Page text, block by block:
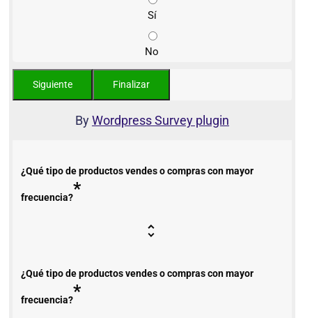
Sí
No
ByWordpress Survey plugin
¿Qué tipo de productos vendes o compras con mayor
frecuencia?*
¿Qué tipo de productos vendes o compras con mayor
frecuencia?*